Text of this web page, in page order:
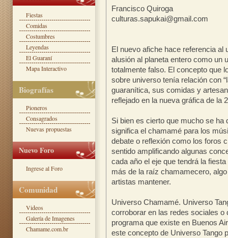
Francisco Quiroga
culturas.sapukai@gmail.com
El nuevo afiche hace referencia
alusión al planeta entero como un
totalmente falso. El concepto que
sobre universo tenía relación con
guaranítica, sus comidas y
reflejado en la nueva gráfica de la
Si bien es cierto que mucho se ha
significa el chamamé para los
debate o reflexión como los foros
sentido amplificando algunas
cada año el eje que tendrá la
más de la raíz chamamecero,
artistas mantener.
Universo Chamamé. Universo
corroborar en las redes sociales o
programa que existe en Buenos
este concepto de Universo Tango
Fiestas
Comidas
Costumbres
Leyendas
El Guaraní
Mapa Interactivo
Biografías
Pioneros
Consagrados
Nuevas propuestas
Nuevo Foro
Ingrese al Foro
Comunidad
Videos
Galería de Imagenes
Chamame.com.br